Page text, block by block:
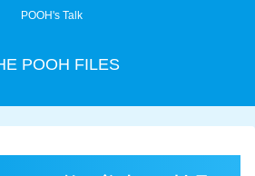
POOH's Talk
POOH FILES